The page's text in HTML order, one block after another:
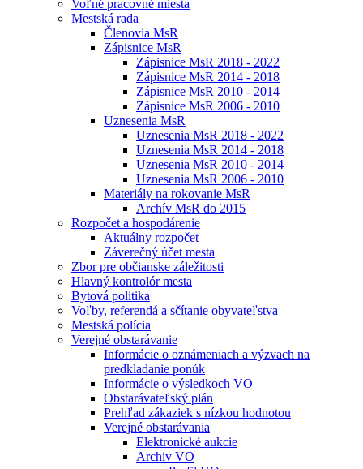
Voľné pracovné miesta
Mestská rada
Členovia MsR
Zápisnice MsR
Zápisnice MsR 2018 - 2022
Zápisnice MsR 2014 - 2018
Zápisnice MsR 2010 - 2014
Zápisnice MsR 2006 - 2010
Uznesenia MsR
Uznesenia MsR 2018 - 2022
Uznesenia MsR 2014 - 2018
Uznesenia MsR 2010 - 2014
Uznesenia MsR 2006 - 2010
Materiály na rokovanie MsR
Archív MsR do 2015
Rozpočet a hospodárenie
Aktuálny rozpočet
Záverečný účet mesta
Zbor pre občianske záležitosti
Hlavný kontrolór mesta
Bytová politika
Voľby, referendá a sčítanie obyvateľstva
Mestská polícia
Verejné obstarávanie
Informácie o oznámeniach a výzvach na
predkladanie ponúk
Informácie o výsledkoch VO
Obstarávateľský plán
Prehľad zákaziek s nízkou hodnotou
Verejné obstarávania
Elektronické aukcie
Archiv VO